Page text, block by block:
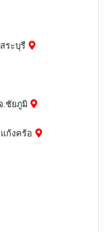
ระบุรี
.ชัยภูมิ
ก้งคร้อ